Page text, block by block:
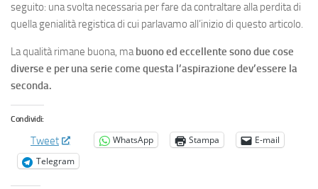
seguito: una svolta necessaria per fare da contraltare alla perdita di
quella genialità registica di cui parlavamo all’inizio di questo articolo.
La qualità rimane buona, mabuono ed eccellente sono due cose
diverse e per una serie come questa l’aspirazione dev’essere la
seconda.
Condividi:
Tweet WhatsApp Stampa
E-mail
Telegram